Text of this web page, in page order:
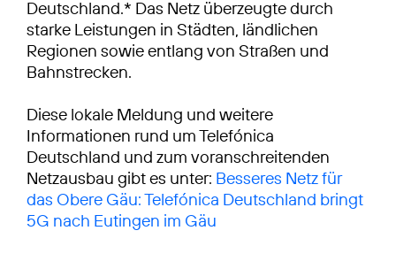
Deutschland.* Das Netz überzeugte durch
starke Leistungen in Städten, ländlichen
Regionen sowie entlang von Straßen und
Bahnstrecken.
Diese lokale Meldung und weitere
Informationen rund um Telefónica
Deutschland und zum voranschreitenden
Netzausbau gibt es unter: Besseres Netz für
das Obere Gäu: Telefónica Deutschland bringt
5G nach Eutingen im Gäu